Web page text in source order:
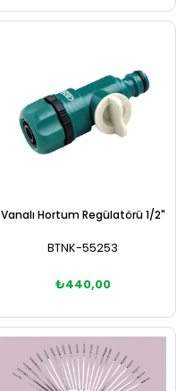
Vanalı Hortum Regülatörü 1/2"
BTNK-55253
₺440,00
Sepete Ekle